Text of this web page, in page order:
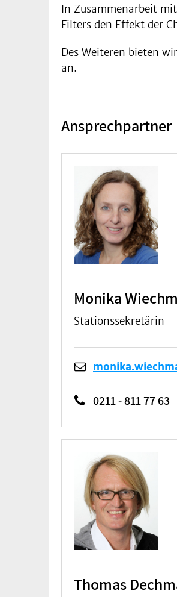
In Zusammenarbeit
Filters den Effekt der
Des Weiteren bieten
an.
Ansprechpartner
Monika
Stationssekretärin
0211 - 811 77 63
Thomas